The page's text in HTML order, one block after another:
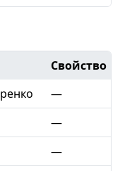
Свойство
—
—
—